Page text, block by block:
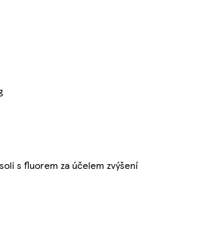
s fluorem za účelem zvýšení